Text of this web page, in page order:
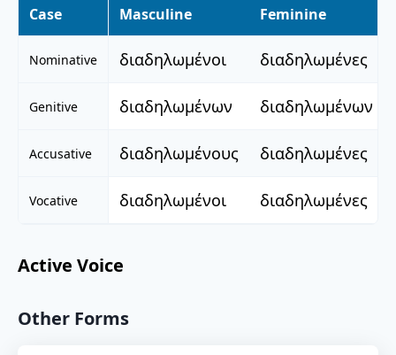
Case Masculine Feminine
Nominative διαδηλωμένοι διαδηλωμένες
Genitive διαδηλωμένων διαδηλωμένων
Accusative διαδηλωμένους διαδηλωμένες
Vocative διαδηλωμένοι διαδηλωμένες
Active Voice
Other Forms